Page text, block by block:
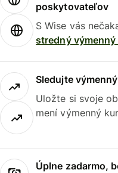
poskytovateľov
S Wise vás
stredný
Sledujte
Uložte si svoje
mení výmenný
Úplne zadarmo,